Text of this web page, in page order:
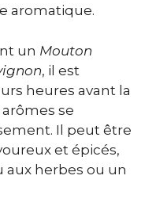
aromatique.
un Mouton
, il est
heures avant la
se
Il peut être
et épicés,
aux herbes ou un